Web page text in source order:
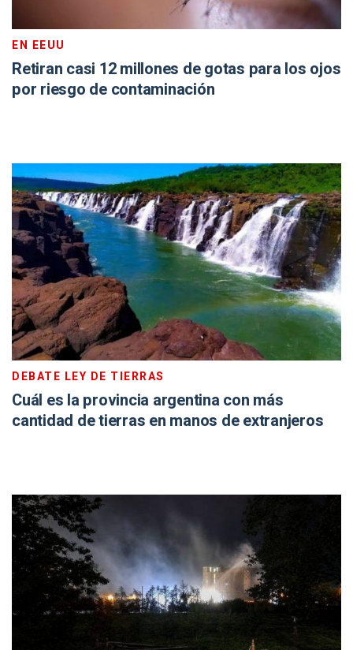
EN EEUU
Retiran casi 12 millones de gotas para los ojos
por riesgo de contaminación
DEBATE LEY DE TIERRAS
Cuál es la provincia argentina con más
cantidad de tierras en manos de extranjeros